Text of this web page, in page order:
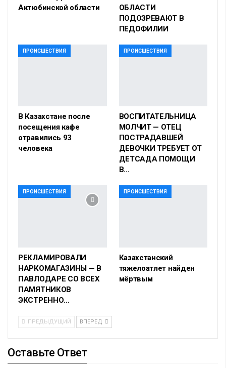
Актюбинской области
ОБЛАСТИ
ПОДОЗРЕВАЮТ В
ПЕДОФИЛИИ
ПРОИСШЕСТВИЯ
В Казахстане после
посещения кафе
отравились 93
человека
ПРОИСШЕСТВИЯ
ВОСПИТАТЕЛЬНИЦА
МОЛЧИТ — ОТЕЦ
ПОСТРАДАВШЕЙ
ДЕВОЧКИ ТРЕБУЕТ ОТ
ДЕТСАДА ПОМОЩИ
В…
ПРОИСШЕСТВИЯ
РЕКЛАМИРОВАЛИ
НАРКОМАГАЗИНЫ — В
ПАВЛОДАРЕ СО ВСЕХ
ПАМЯТНИКОВ
ЭКСТРЕННО…
ПРОИСШЕСТВИЯ
Казахстанский
тяжелоатлет найден
мёртвым
ПРЕДЫДУЩИЙ ВПЕРЕД
Оставьте Ответ